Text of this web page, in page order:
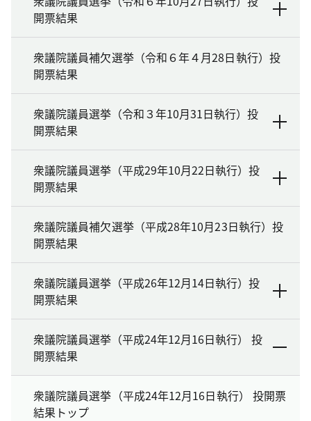
開票結果
衆議院議員補欠選挙（令和６年４月28日執行）投
開票結果
衆議院議員選挙（令和３年10月31日執行）投
開票結果
衆議院議員選挙（平成29年10月22日執行）投
開票結果
衆議院議員補欠選挙（平成28年10月23日執行）投
開票結果
衆議院議員選挙（平成26年12月14日執行）投
開票結果
衆議院議員選挙（平成24年12月16日執行） 投
開票結果
衆議院議員選挙（平成24年12月16日執行） 投開票
結果トップ